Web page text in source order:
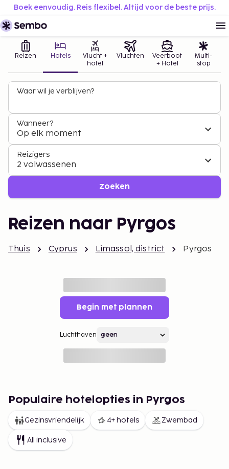
Boek eenvoudig. Reis flexibel. Altijd voor de beste prijs.
Reizen Hotels
Vlucht +
hotel
Vluchten
Veerboot
+ Hotel
Multi-
stop
Waar wil je verblijven?
Wanneer?
Op elk moment
Reizigers
2 volwassenen
Zoeken
Reizen naar Pyrgos
Thuis Cyprus Limassol, district Pyrgos
Begin met plannen
Luchthaven
Populaire hotelopties in Pyrgos
Gezinsvriendelijk 4+ hotels Zwembad
All inclusive